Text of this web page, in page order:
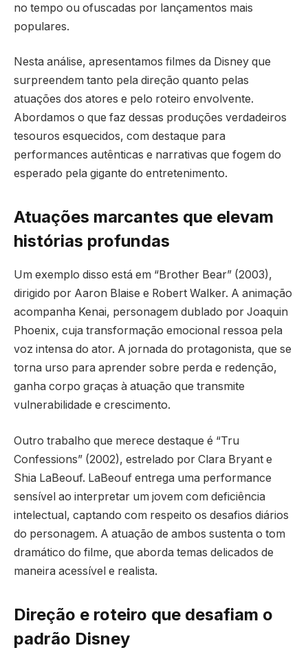
no tempo ou ofuscadas por lançamentos mais
populares.
Nesta análise, apresentamos filmes da Disney que
surpreendem tanto pela direção quanto pelas
atuações dos atores e pelo roteiro envolvente.
Abordamos o que faz dessas produções verdadeiros
tesouros esquecidos, com destaque para
performances autênticas e narrativas que fogem do
esperado pela gigante do entretenimento.
Atuações marcantes que elevam
histórias profundas
Um exemplo disso está em “Brother Bear” (2003),
dirigido por Aaron Blaise e Robert Walker. A animação
acompanha Kenai, personagem dublado por Joaquin
Phoenix, cuja transformação emocional ressoa pela
voz intensa do ator. A jornada do protagonista, que se
torna urso para aprender sobre perda e redenção,
ganha corpo graças à atuação que transmite
vulnerabilidade e crescimento.
Outro trabalho que merece destaque é “Tru
Confessions” (2002), estrelado por Clara Bryant e
Shia LaBeouf. LaBeouf entrega uma performance
sensível ao interpretar um jovem com deficiência
intelectual, captando com respeito os desafios diários
do personagem. A atuação de ambos sustenta o tom
dramático do filme, que aborda temas delicados de
maneira acessível e realista.
Direção e roteiro que desafiam o
padrão Disney